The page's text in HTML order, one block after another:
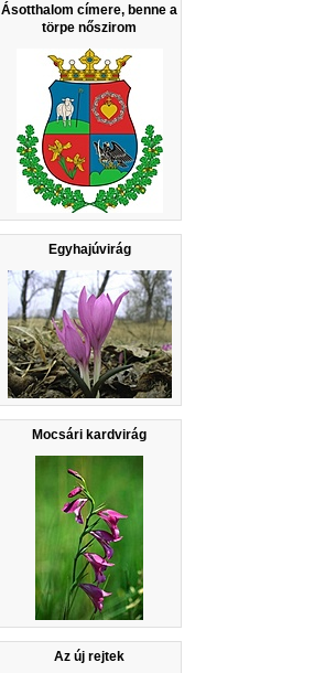
Ásotthalom címere, benne a
törpe nőszirom
Egyhajúvirág
Mocsári kardvirág
Az új rejtek